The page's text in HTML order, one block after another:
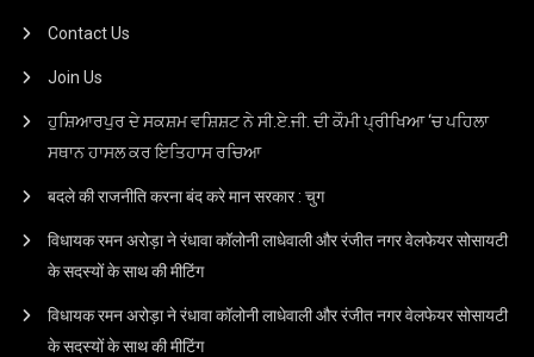
Contact Us
Join Us
ਹੁਸ਼ਿਆਰਪੁਰ ਦੇ ਸਕਸ਼ਮ ਵਸ਼ਿਸ਼ਟ ਨੇ ਸੀ.ਏ.ਜੀ. ਦੀ ਕੌਮੀ ਪ੍ਰੀਖਿਆ ‘ਚ ਪਹਿਲਾ
ਸਥਾਨ ਹਾਸਲ ਕਰ ਇਤਿਹਾਸ ਰਚਿਆ
बदले की राजनीति करना बंद करे मान सरकार : चुग
विधायक रमन अरोड़ा ने रंधावा कॉलोनी लाधेवाली और रंजीत नगर वेलफेयर सोसायटी
के सदस्यों के साथ की मीटिंग
विधायक रमन अरोड़ा ने रंधावा कॉलोनी लाधेवाली और रंजीत नगर वेलफेयर सोसायटी
के सदस्यों के साथ की मीटिंग